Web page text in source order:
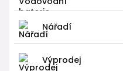
Nářadí
Výprodej